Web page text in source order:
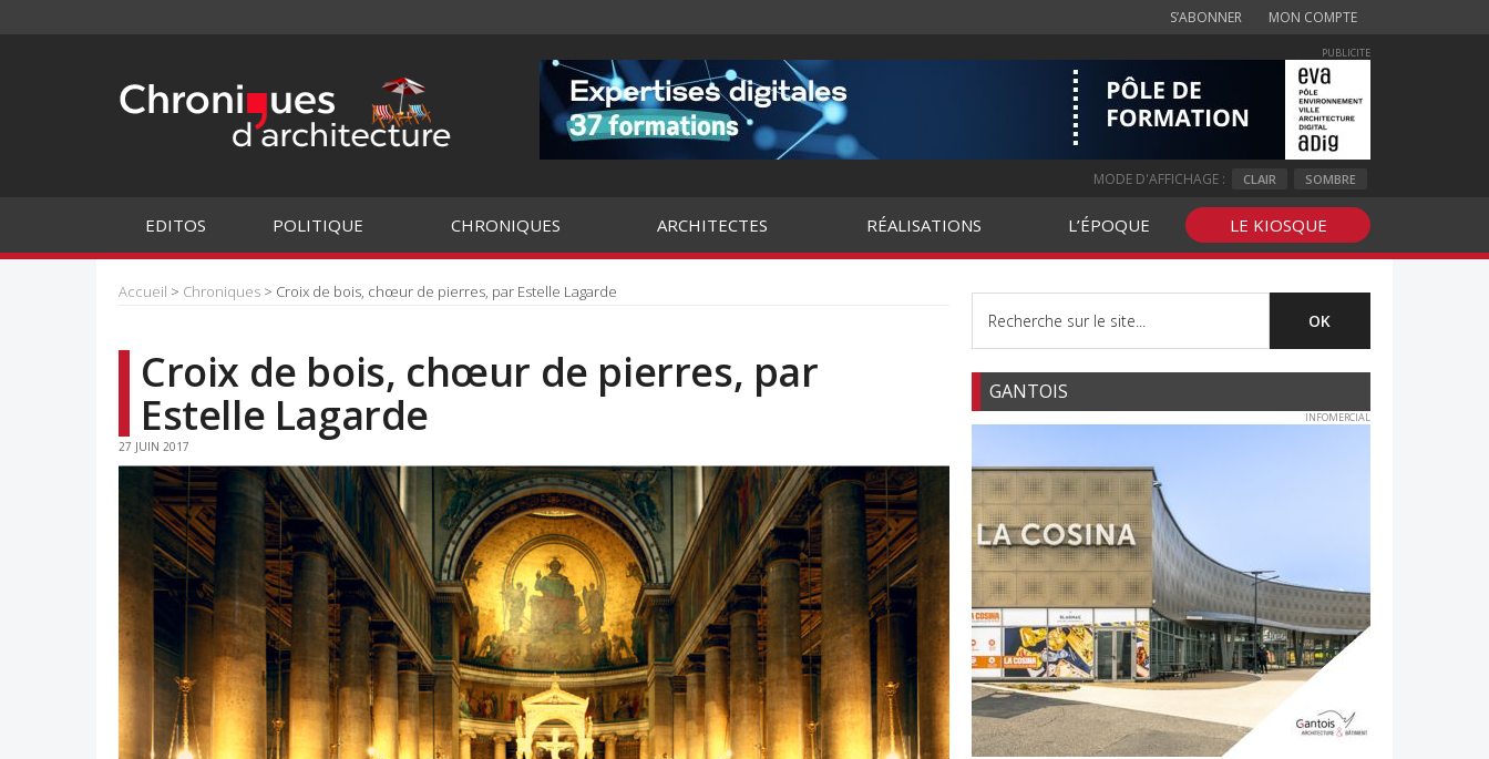
S’ABONNER MON COMPTE
PUBLICITE
MODE D'AFFICHAGE : CLAIR SOMBRE
EDITOS POLITIQUE CHRONIQUES ARCHITECTES RÉALISATIONS L’ÉPOQUE LE KIOSQUE
Accueil > Chroniques > Croix de bois, chœur de pierres, par Estelle Lagarde
Croix de bois, chœur de pierres, par
Estelle Lagarde
27 JUIN 2017
GANTOIS
INFOMERCIAL